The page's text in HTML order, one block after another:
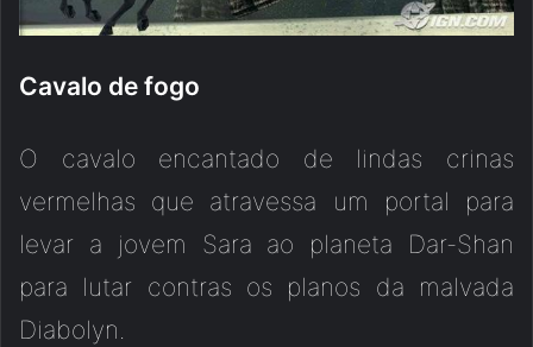
Cavalo de fogo
O cavalo encantado de lindas crinas
vermelhas que atravessa um portal para
levar a jovem Sara ao planeta Dar-Shan
para lutar contras os planos da malvada
Diabolyn.